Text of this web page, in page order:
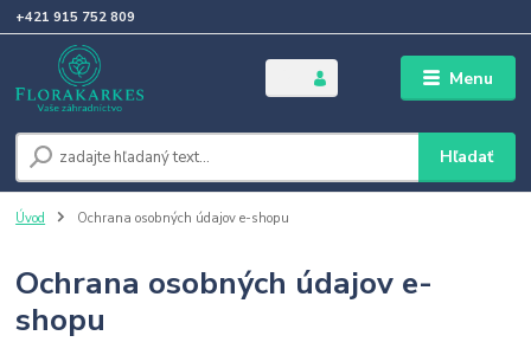
Menu
Hľadať
+421 915 752 809
Úvod Ochrana osobných údajov e-shopu
Ochrana osobných údajov e-
shopu